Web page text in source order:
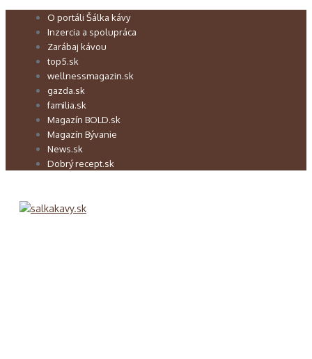
Preskočiť O portáli Šálka kávy
Inzercia a spolupráca
Zarábaj kávou
top5.sk
wellnessmagazin.sk
gazda.sk
familia.sk
Magazín BOLD.sk
Magazín Bývanie
News.sk
Dobrý recept.sk